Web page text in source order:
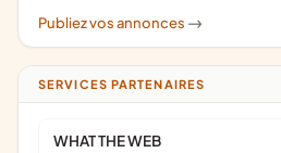
Publiez vos annonces ->
SERVICES PARTENAIRES
WHAT THE WEB